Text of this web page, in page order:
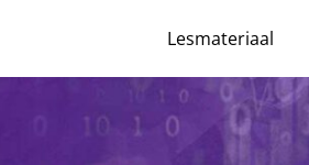
Lesmateriaal